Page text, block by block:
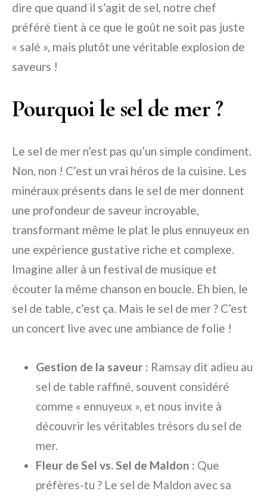
dire que quand il s’agit de sel, notre chef
préféré tient à ce que le goût ne soit pas juste
« salé », mais plutôt une véritable explosion de
saveurs !
Pourquoi le sel de mer ?
Le sel de mer n’est pas qu’un simple condiment.
Non, non ! C’est un vrai héros de la cuisine. Les
minéraux présents dans le sel de mer donnent
une profondeur de saveur incroyable,
transformant même le plat le plus ennuyeux en
une expérience gustative riche et complexe.
Imagine aller à un festival de musique et
écouter la même chanson en boucle. Eh bien, le
sel de table, c’est ça. Mais le sel de mer ? C’est
un concert live avec une ambiance de folie !
Gestion de la saveur : Ramsay dit adieu au
sel de table raffiné, souvent considéré
comme « ennuyeux », et nous invite à
découvrir les véritables trésors du sel de
mer.
Fleur de Sel vs. Sel de Maldon : Que
préfères-tu ? Le sel de Maldon avec sa